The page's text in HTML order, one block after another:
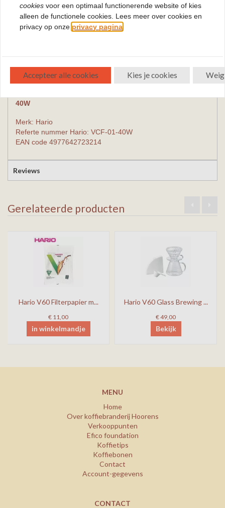
Kenmerken Hario V60 papierfilters VCF-01-40W
Kleur: wit
Verpakkingsinhoud: 40 filters in 1 doosje
40W
Merk: Hario
Referte nummer Hario: VCF-01-40W
EAN code 4977642723214
Reviews
Gerelateerde producten
Hario V60 Filterpapier m...
€ 11,00
in winkelmandje
Hario V60 Glass Brewing ...
€ 49,00
Bekijk
MENU
Home
Over koffiebranderij Hoorens
Verkooppunten
Efico foundation
Koffietips
Koffiebonen
Contact
Account-gegevens
CONTACT
cookies voor een optimaal functionerende website of kies
alleen de functionele cookies. Lees meer over cookies en
privacy op onze privacy pagina
Accepteer alle cookies Kies je cookies